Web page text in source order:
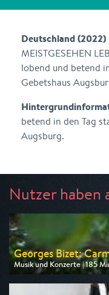
Deutschland (2022)
MEISTGESEHEN
lobend und betend
Gebetshaus
betend in den Tag
Augsburg.
Nutzer haben
Georges Bizet:
Musik und Konzerte | 185
Ausgestrahlt von arte
am 08.08.2026, 21:45